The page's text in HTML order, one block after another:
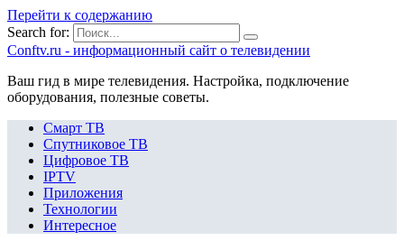
Перейти к содержанию
Search for:
Сonftv.ru - информационный сайт о телевидении
Ваш гид в мире телевидения. Настройка, подключение
оборудования, полезные советы.
Смарт ТВ
Спутниковое ТВ
Цифровое ТВ
IPTV
Приложения
Технологии
Интересное